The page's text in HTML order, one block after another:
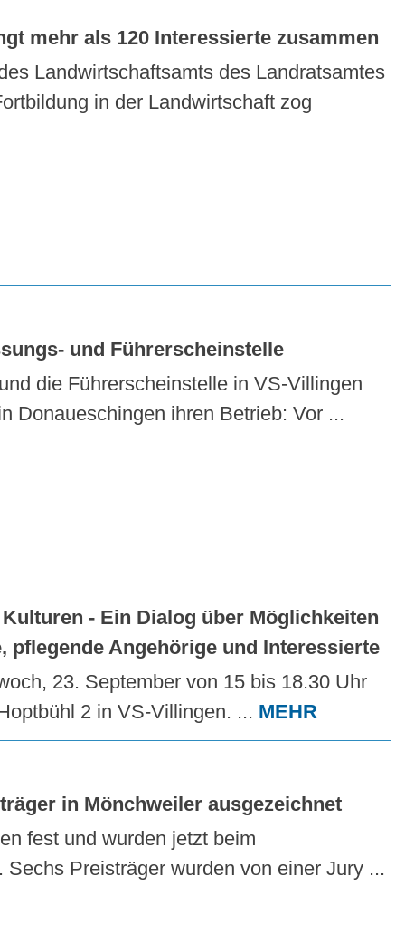
mehr als 120 Interessierte zusammen
Landwirtschaftsamts des Landratsamtes
in der Landwirtschaft zog
und Führerscheinstelle
die Führerscheinstelle in VS-Villingen
Donaueschingen ihren Betrieb: Vor ...
- Ein Dialog über Möglichkeiten
Angehörige und Interessierte
23. September von 15 bis 18.30 Uhr
2 in VS-Villingen. ... MEHR
in Mönchweiler ausgezeichnet
fest und wurden jetzt beim
Preisträger wurden von einer Jury ...